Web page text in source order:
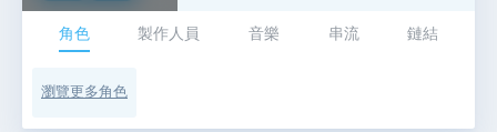
角色 製作人員 音樂 串流 鏈結
瀏覽更多角色